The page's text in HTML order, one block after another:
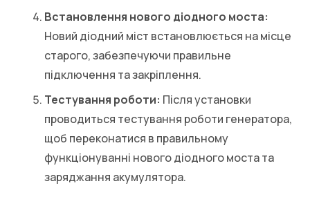
Встановлення нового діодного моста:
Новий діодний міст встановлюється на місце
старого, забезпечуючи правильне
підключення та закріплення.
Тестування роботи: Після установки
проводиться тестування роботи генератора,
щоб переконатися в правильному
функціонуванні нового діодного моста та
заряджання акумулятора.